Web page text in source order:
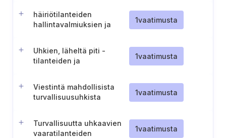
häiriötilanteiden
hallintavalmiuksien ja
1vaatimusta
Uhkien, läheltä piti -
tilanteiden ja
raportointi (Unkari).
1vaatimusta
Viestintä mahdollisista
turvallisuusuhkista
1vaatimusta
Turvallisuutta uhkaavien
vaaratilanteiden
1vaatimusta